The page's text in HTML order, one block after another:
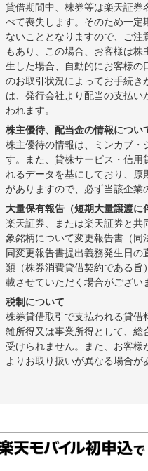
貸借期間中、株券等は楽天証
べて喪失します。そのため一
ないこととなりますので、ご
もあり、この場合、お客様は
生した場合、自動的にお客様
のお取引状況によってお手続
は、発行会社より配当の支払
われます。
株主優待、配当金の情報につい
株主優待の情報は、ミンカブ
す。また、貸株サービス・信
れるデータを基にしており、
がありますので、必ず当該企
大量保有報告（短期大量譲渡
楽天証券、または楽天証券と
象銘柄について変更報告書（
同変更報告書提出義務発生日
類（株券消費貸借契約である
載させていただく場合がござ
税制について
株券貸借取引で支払われる貸
雑所得又は事業所得として、
受けられません。また、お客
よりお取り扱いが異なる場合